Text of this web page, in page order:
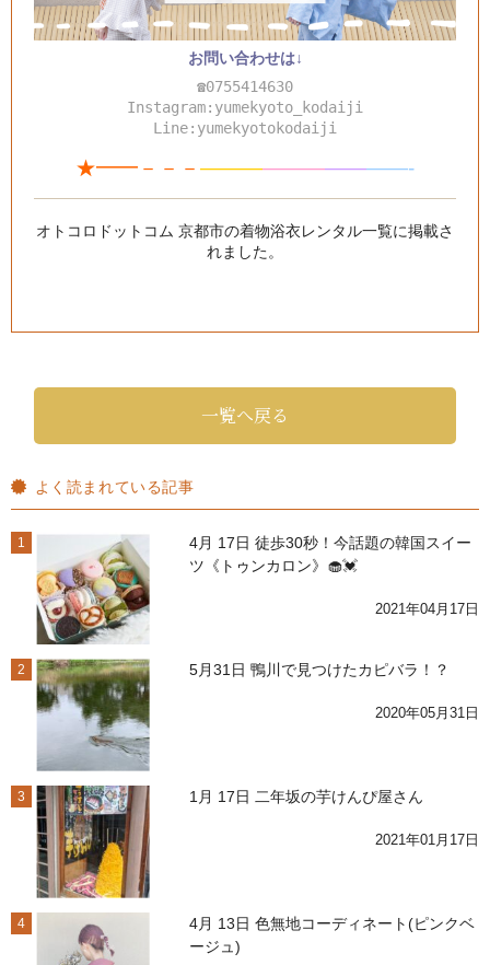
お問い合わせは↓
☎0755414630
Instagram:yumekyoto_kodaiji
Line:yumekyotokodaiji
★━━－－－ ——————————-
オトコロドットコム 京都市の着物浴衣レンタル一覧に掲載さ
れました。
一覧へ戻る
よく読まれている記事
1
4月 17日 徒歩30秒！今話題の韓国スイー
ツ《トゥンカロン》🧁💓
2021年04月17日
2 5月31日 鴨川で見つけたカピバラ！？
2020年05月31日
3 1月 17日 二年坂の芋けんぴ屋さん
2021年01月17日
4
4月 13日 色無地コーディネート(ピンクベ
ージュ)